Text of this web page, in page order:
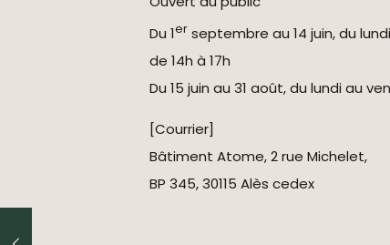
Du 1er septembre au 14 juin, du
de 14h à 17h
Du 15 juin au 31 août, du lundi au
[Courrier]
Bâtiment Atome, 2 rue Michelet,
BP 345, 30115 Alès cedex